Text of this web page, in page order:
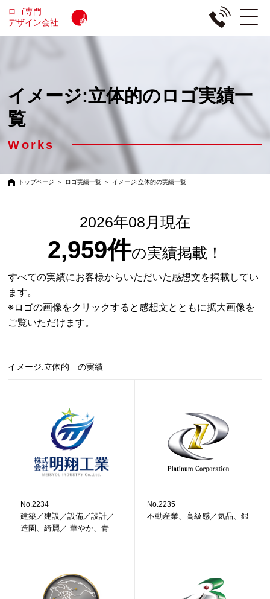
ロゴ専門
デザイン会社
イメージ:立体的のロゴ実績一
覧
Works
トップページ ＞ ロゴ実績一覧 ＞ イメージ:立体的の実績一覧
2026年08月現在
2,959件の実績掲載！
すべての実績にお客様からいただいた感想文を掲載してい
ます。
※ロゴの画像をクリックすると感想文とともに拡大画像を
ご覧いただけます。
イメージ:立体的 の実績
No.2234
建築／建設／設備／設計／
造園、綺麗／ 華やか、青
No.2235
不動産業、高級感／気品、銀